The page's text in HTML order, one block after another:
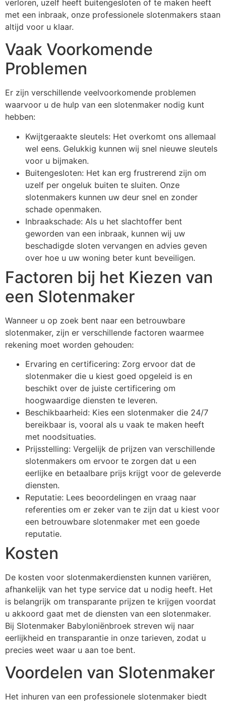
verloren, uzelf heeft buitengesloten of te maken heeft
met een inbraak, onze professionele slotenmakers staan
altijd voor u klaar.
Vaak Voorkomende
Problemen
Er zijn verschillende veelvoorkomende problemen
waarvoor u de hulp van een slotenmaker nodig kunt
hebben:
Kwijtgeraakte sleutels: Het overkomt ons allemaal
wel eens. Gelukkig kunnen wij snel nieuwe sleutels
voor u bijmaken.
Buitengesloten: Het kan erg frustrerend zijn om
uzelf per ongeluk buiten te sluiten. Onze
slotenmakers kunnen uw deur snel en zonder
schade openmaken.
Inbraakschade: Als u het slachtoffer bent
geworden van een inbraak, kunnen wij uw
beschadigde sloten vervangen en advies geven
over hoe u uw woning beter kunt beveiligen.
Factoren bij het Kiezen van
een Slotenmaker
Wanneer u op zoek bent naar een betrouwbare
slotenmaker, zijn er verschillende factoren waarmee
rekening moet worden gehouden:
Ervaring en certificering: Zorg ervoor dat de
slotenmaker die u kiest goed opgeleid is en
beschikt over de juiste certificering om
hoogwaardige diensten te leveren.
Beschikbaarheid: Kies een slotenmaker die 24/7
bereikbaar is, vooral als u vaak te maken heeft
met noodsituaties.
Prijsstelling: Vergelijk de prijzen van verschillende
slotenmakers om ervoor te zorgen dat u een
eerlijke en betaalbare prijs krijgt voor de geleverde
diensten.
Reputatie: Lees beoordelingen en vraag naar
referenties om er zeker van te zijn dat u kiest voor
een betrouwbare slotenmaker met een goede
reputatie.
Kosten
De kosten voor slotenmakerdiensten kunnen variëren,
afhankelijk van het type service dat u nodig heeft. Het
is belangrijk om transparante prijzen te krijgen voordat
u akkoord gaat met de diensten van een slotenmaker.
Bij Slotenmaker Babyloniënbroek streven wij naar
eerlijkheid en transparantie in onze tarieven, zodat u
precies weet waar u aan toe bent.
Voordelen van Slotenmaker
Het inhuren van een professionele slotenmaker biedt